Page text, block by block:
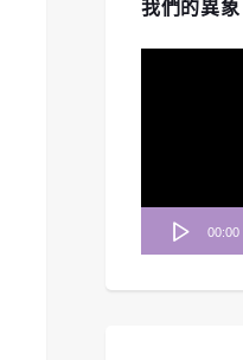
我們的異象
00:00